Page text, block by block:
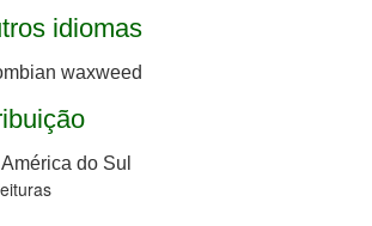
idiomas
waxweed
do Sul